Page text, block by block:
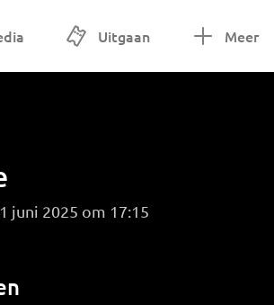
Uitgaan Meer
juni 2025 om 17:15